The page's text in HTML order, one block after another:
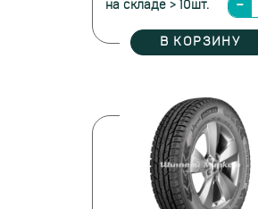
на складе > 10шт.
В КОРЗИНУ